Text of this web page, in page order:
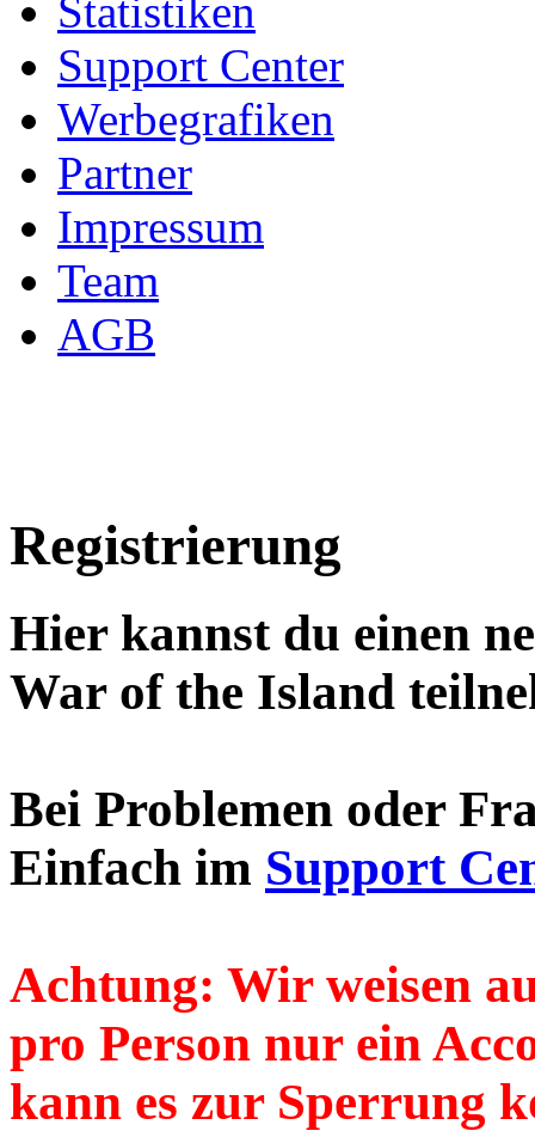
Statistiken
Support Center
Werbegrafiken
Partner
Impressum
Team
AGB
Registrierung
Hier kannst du einen
War of the Island
Bei Problemen oder
Einfach im Support
Achtung: Wir weisen
pro Person nur ein
kann es zur Sperrung